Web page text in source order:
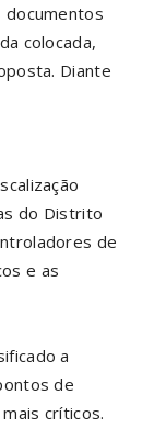
colocada,
Diante
do Distrito
de
e as
a
de
críticos.